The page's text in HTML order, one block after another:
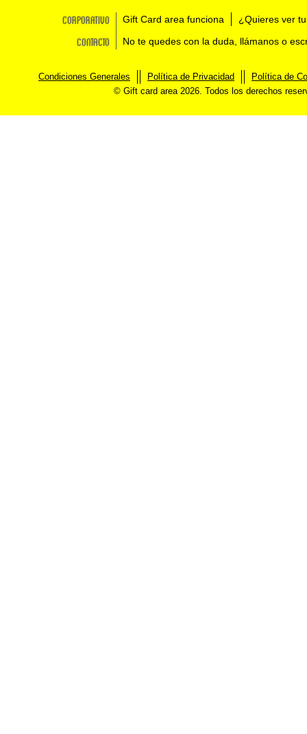
Corporativo Gift Card area funciona ¿Quieres ver
Contacto No te quedes con la duda, llámanos o
Condiciones Generales Política de Privacidad
Política de
© Gift card area 2026. Todos los derechos